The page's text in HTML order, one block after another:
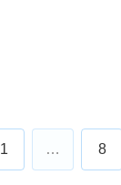
1 … 8